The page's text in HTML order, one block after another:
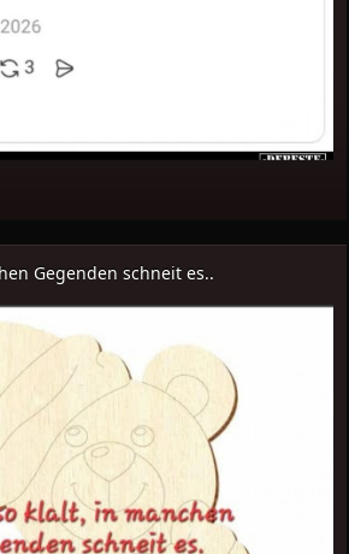
Gegenden schneit es..